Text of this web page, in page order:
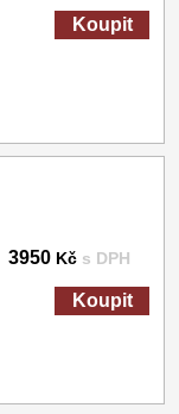
Koupit
3950 Kč s DPH
Koupit